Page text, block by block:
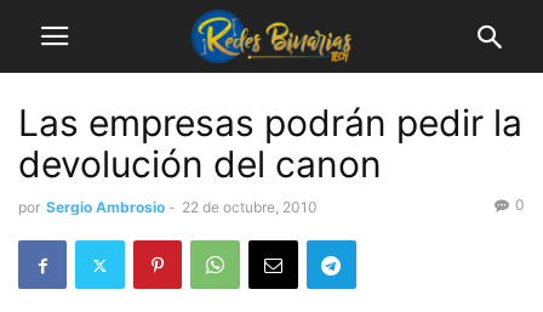
Las empresas podrán pedir la
devolución del canon
por Sergio Ambrosio - 22 de octubre, 2010 0